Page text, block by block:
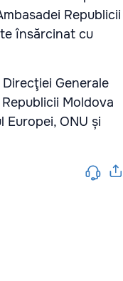
Republicii
însărcinat cu
Generale
Moldova
Europei, ONU și